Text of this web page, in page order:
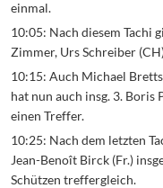
einmal.
10:05: Nach diesem Tachi
Zimmer, Urs Schreiber
10:15: Auch Michael
hat nun auch insg. 3. Boris
einen Treffer.
10:25: Nach dem letzten
Jean-Benoît Birck (Fr.)
Schützen treffergleich.